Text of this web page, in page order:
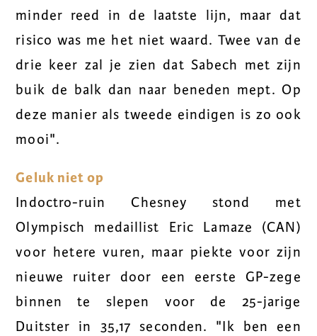
minder reed in de laatste lijn, maar dat
risico was me het niet waard. Twee van de
drie keer zal je zien dat Sabech met zijn
buik de balk dan naar beneden mept. Op
deze manier als tweede eindigen is zo ook
mooi".
Geluk niet op
Indoctro-ruin Chesney stond met
Olympisch medaillist Eric Lamaze (CAN)
voor hetere vuren, maar piekte voor zijn
nieuwe ruiter door een eerste GP-zege
binnen te slepen voor de 25-jarige
Duitster in 35,17 seconden. "Ik ben een